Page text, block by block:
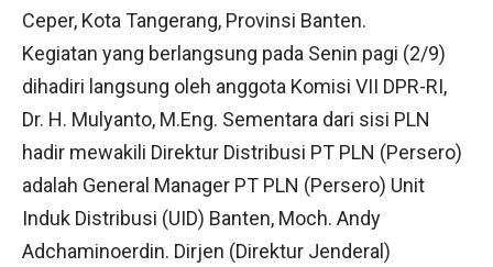
Ceper, Kota Tangerang, Provinsi Banten.
Kegiatan yang berlangsung pada Senin pagi (2/9)
dihadiri langsung oleh anggota Komisi VII DPR-RI,
Dr. H. Mulyanto, M.Eng. Sementara dari sisi PLN
hadir mewakili Direktur Distribusi PT PLN (Persero)
adalah General Manager PT PLN (Persero) Unit
Induk Distribusi (UID) Banten, Moch. Andy
Adchaminoerdin. Dirjen (Direktur Jenderal)